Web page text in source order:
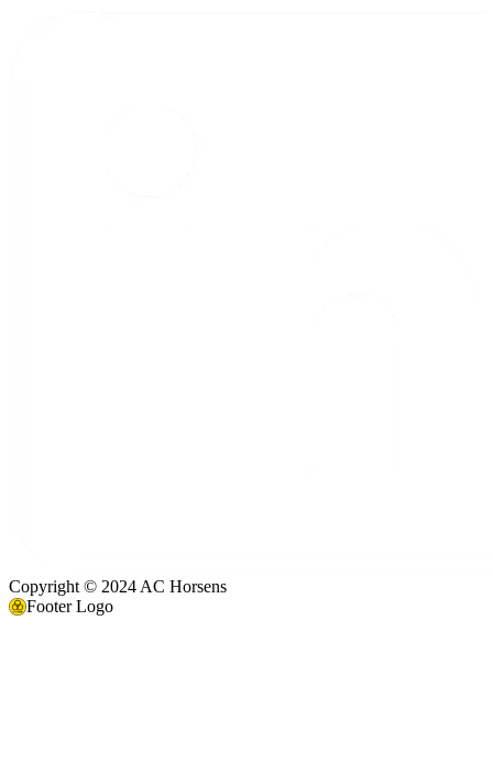
Copyright © 2024 AC Horsens
Footer Logo